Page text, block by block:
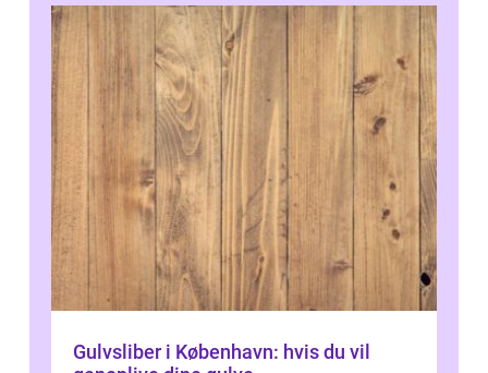
Gulvsliber i København: hvis du vil